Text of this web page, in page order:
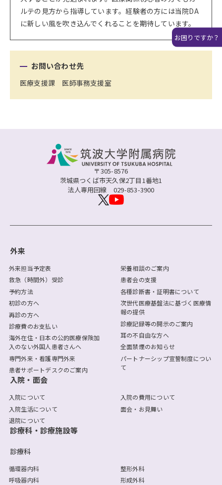
ルテの見方から指導しています。経験者の方には当院DA
に新しい風を吹き込んでくれることを期待しています。
お問い合わせ先
医療支援課 医師事務支援室
お困りですか？
〒305-8576
茨城県つくば市天久保2丁目1番地1
法人専用回線 029-853-3900
外来
外来担当予定表
救急（時間外）受診
予約方法
初診の方へ
再診の方へ
診療費のお支払い
海外在住・日本の公的医療保険加
入のない外国人患者さんへ
専門外来・看護専門外来
患者サポートデスクのご案内
栄養相談のご案内
患者会の支援
各種診断書・証明書について
次世代医療基盤法に基づく医療情
報の提供
診療記録等の開示のご案内
耳の不自由な方へ
全面禁煙のお知らせ
パートナーシップ宣誓制度につい
て
入院・面会
入院について
入院生活について
退院について
入院の費用について
面会・お見舞い
診療科・診療施設等
診療科
循環器内科
呼吸器内科
整形外科
形成外科